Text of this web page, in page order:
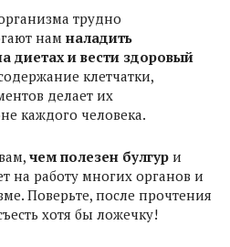
трудно
нам наладить
диетах и вести здоровый
клетчатки,
делает их
каждого человека.
чем полезен булгур и
на работу многих органов и
Поверьте, после прочтения
хотя бы ложечку!